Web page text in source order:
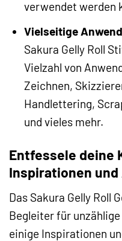
verwendet werden
Vielseitige
Sakura Gelly Roll
Vielzahl von
Zeichnen,
Handlettering,
und vieles mehr.
Entfessele deine
Inspirationen
Das Sakura Gelly Roll
Begleiter für
einige Inspirationen